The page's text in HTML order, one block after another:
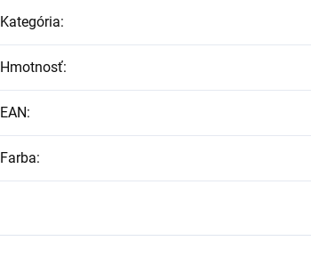
Kategória:
Hmotnosť:
EAN:
Farba: